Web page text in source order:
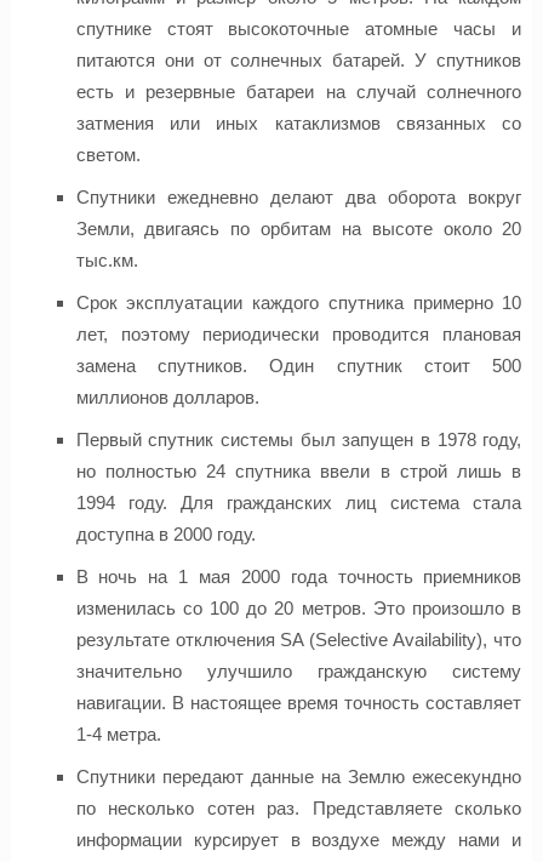
спутнике стоят высокоточные атомные часы и
питаются они от солнечных батарей. У спутников
есть и резервные батареи на случай солнечного
затмения или иных катаклизмов связанных со
светом.
Спутники ежедневно делают два оборота вокруг
Земли, двигаясь по орбитам на высоте около 20
тыс.км.
Срок эксплуатации каждого спутника примерно 10
лет, поэтому периодически проводится плановая
замена спутников. Один спутник стоит 500
миллионов долларов.
Первый спутник системы был запущен в 1978 году,
но полностью 24 спутника ввели в строй лишь в
1994 году. Для гражданских лиц система стала
доступна в 2000 году.
В ночь на 1 мая 2000 года точность приемников
изменилась со 100 до 20 метров. Это произошло в
результате отключения SA (Selective Availability), что
значительно улучшило гражданскую систему
навигации. В настоящее время точность составляет
1-4 метра.
Спутники передают данные на Землю ежесекундно
по несколько сотен раз. Представляете сколько
информации курсирует в воздухе между нами и